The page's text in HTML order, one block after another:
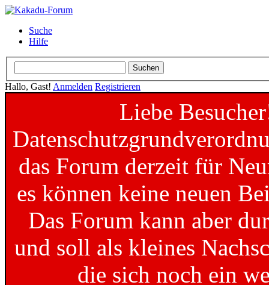
Suche
Hilfe
Hallo, Gast! Anmelden Registrieren
Liebe
das Forum derzeit für
es können keine neuen
Das Forum kann aber
und soll als kleines
die sich noch ein